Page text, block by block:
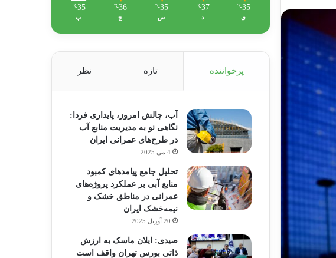
35
℃
ی
37
℃
د
35
℃
س
36
℃
چ
35
℃
پ
پرخواننده تازه نظر
آب، چالش امروز، پایداری فردا:
نگاهی نو به مدیریت منابع آب
در طرح‌های عمرانی ایران
4 می 2025
تحلیل جامع پیامدهای کمبود
منابع آبی بر عملکرد پروژه‌های
عمرانی در مناطق خشک و
نیمه‌خشک ایران
20 آوریل 2025
صیدی: ایلان ماسک به ارزش
ذاتی بورس تهران واقف است